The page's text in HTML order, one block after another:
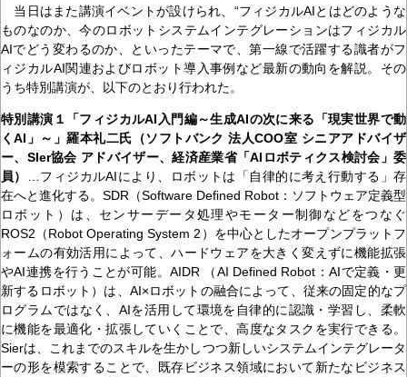
当日はまた講演イベントが設けられ、“フィジカルAIとはどのような
ものなのか、今のロボットシステムインテグレーションはフィジカル
AIでどう変わるのか、といったテーマで、第一線で活躍する識者がフ
ィジカルAI関連およびロボット導入事例など最新の動向を解説。その
うち特別講演が、以下のとおり行われた。
特別講演１「フィジカルAI入門編～生成AIの次に来る「現実世界で動
くAI」～」羅本礼二氏（ソフトバンク 法人COO室 シニアアドバイザ
ー、SIer協会 アドバイザー、経済産業省「AIロボティクス検討会」委
員）
…フィジカルAIにより、ロボットは「自律的に考え行動する」存
在へと進化する。SDR（Software Defined Robot：ソフトウェア定義型
ロボット）は、センサーデータ処理やモーター制御などをつなぐ
ROS2（Robot Operating System 2）を中心としたオープンプラットフ
ォームの有効活用によって、ハードウェアを大きく変えずに機能拡張
やAI連携を行うことが可能。AIDR （AI Defined Robot：AIで定義・更
新するロボット）は、AI×ロボットの融合によって、従来の固定的なプ
ログラムではなく、AIを活用して環境を自律的に認識・学習し、柔軟
に機能を最適化・拡張していくことで、高度なタスクを実行できる。
Sierは、これまでのスキルを生かしつつ新しいシステムインテグレータ
ーの形を模索することで、既存ビジネス領域において新たなビジネス